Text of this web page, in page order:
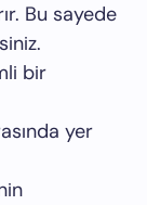
Bu sayede
bir
yer